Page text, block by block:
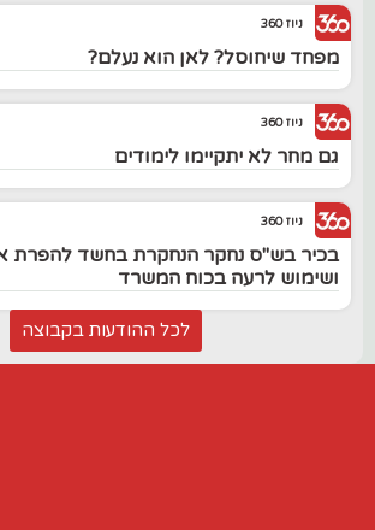
ניוז 360
מפחד שיחוסל? לאן הוא נעלם?
ניוז 360
גם מחר לא יתקיימו לימודים
ניוז 360
בכיר בש"ס נחקר הנחקרת בחשד להפרת
ושימוש לרעה בכוח המשרד
לכל ההודעות בקבוצה